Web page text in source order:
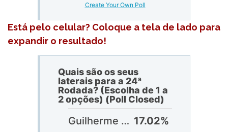
Create Your Own Poll
Está pelo celular? Coloque a tela de lado para
expandir o resultado!
Quais são os seus
laterais para a 24ª
Rodada? (Escolha de 1 a
2 opções) (Poll Closed)
Guilherme Arana (Atlético-MG) 17.02%